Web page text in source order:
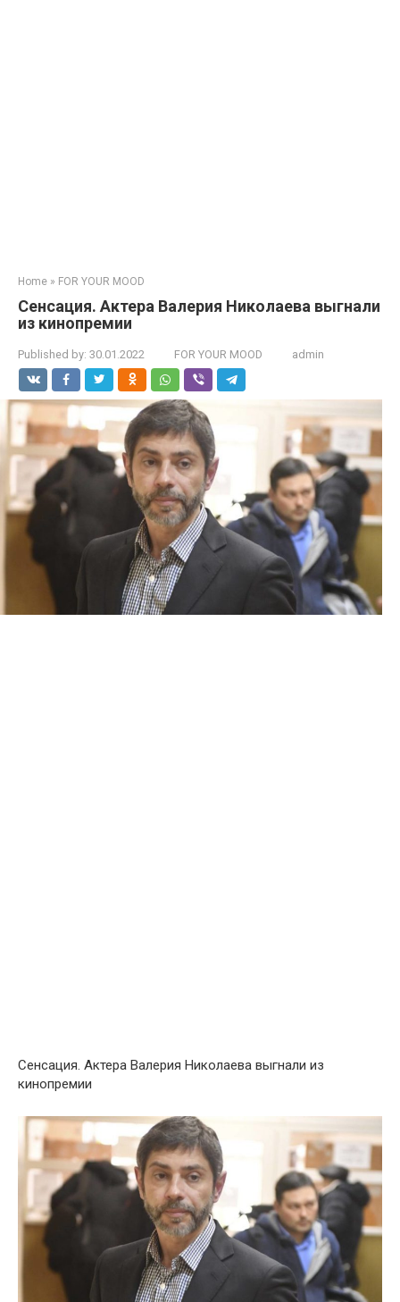
Home » FOR YOUR MOOD
Сенсация. Актера Валерия Николаева выгнали
из кинопремии
Published by: 30.01.2022 FOR YOUR MOOD admin
Сенсация. Актера Валерия Николаева выгнали из
кинопремии